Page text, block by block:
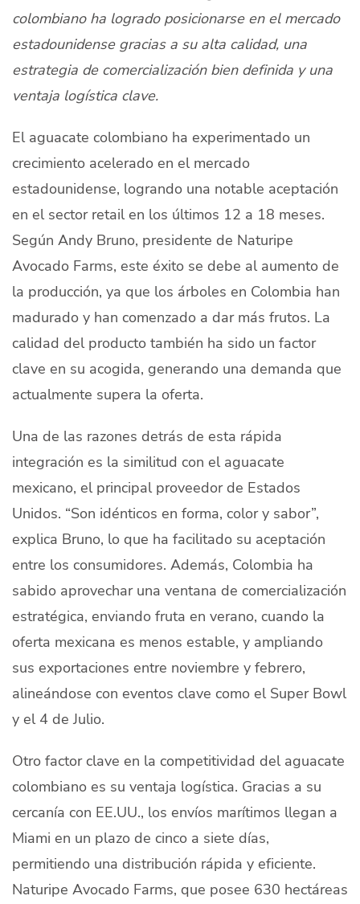
Quiénes Somos
Productores
Mercados
modo claro Español
colombiano ha logrado posicionarse en el mercado
estadounidense gracias a su alta calidad, una
estrategia de comercialización bien definida y una
ventaja logística clave.
El aguacate colombiano ha experimentado un
crecimiento acelerado en el mercado
estadounidense, logrando una notable aceptación
en el sector retail en los últimos 12 a 18 meses.
Según Andy Bruno, presidente de Naturipe
Avocado Farms, este éxito se debe al aumento de
la producción, ya que los árboles en Colombia han
madurado y han comenzado a dar más frutos. La
calidad del producto también ha sido un factor
clave en su acogida, generando una demanda que
actualmente supera la oferta.
Una de las razones detrás de esta rápida
integración es la similitud con el aguacate
mexicano, el principal proveedor de Estados
Unidos. “Son idénticos en forma, color y sabor”,
explica Bruno, lo que ha facilitado su aceptación
entre los consumidores. Además, Colombia ha
sabido aprovechar una ventana de comercialización
estratégica, enviando fruta en verano, cuando la
oferta mexicana es menos estable, y ampliando
sus exportaciones entre noviembre y febrero,
alineándose con eventos clave como el Super Bowl
y el 4 de Julio.
Otro factor clave en la competitividad del aguacate
colombiano es su ventaja logística. Gracias a su
cercanía con EE.UU., los envíos marítimos llegan a
Miami en un plazo de cinco a siete días,
permitiendo una distribución rápida y eficiente.
Naturipe Avocado Farms, que posee 630 hectáreas